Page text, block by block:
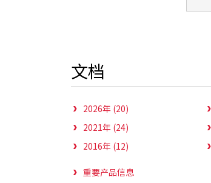
文档
2026年 (20)
2021年 (24)
2016年 (12)
重要产品信息